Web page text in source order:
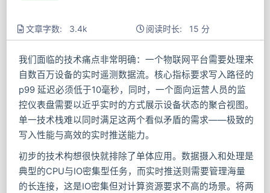
文章字数: 3.4k 阅读时长: 15 分
我们面临的技术痛点非常明确：一个物联网平台需要处理来
自数百万设备的实时遥测数据流。核心指标要求写入路径的
p99 延迟必须低于10毫秒，同时，一个面向运营人员的监
控仪表盘需要以近乎实时的方式展示设备状态的聚合视图。
单一技术栈难以同时满足这两个看似矛盾的需求——极致的
写入性能与高效的实时推送能力。
初步的技术构想很快就排除了单体应用。数据摄入和处理是
典型的CPU与IO密集型任务，而实时推送则需要管理海量
的长连接，这是IO密集但对计算资源要求不高的场景。将两